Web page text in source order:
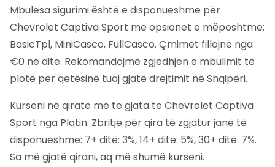
Mbulesa sigurimi është e disponueshme për
Chevrolet Captiva Sport me opsionet e mëposhtme:
BasicTpl, MiniCasco, FullCasco. Çmimet fillojnë nga
€0 në ditë. Rekomandojmë zgjedhjen e mbulimit të
plotë për qetësinë tuaj gjatë drejtimit në Shqipëri.
Kurseni në qiratë më të gjata të Chevrolet Captiva
Sport nga Platin. Zbritje për qira të zgjatur janë të
disponueshme: 7+ ditë: 3%, 14+ ditë: 5%, 30+ ditë: 7%.
Sa më gjatë qirani, aq më shumë kurseni.